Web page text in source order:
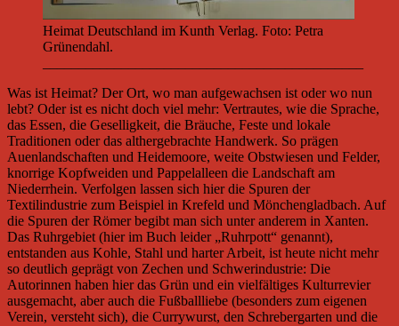
Heimat Deutschland im Kunth Verlag. Foto: Petra
Grünendahl.
Was ist Heimat? Der Ort, wo man aufgewachsen ist oder wo nun
lebt? Oder ist es nicht doch viel mehr: Vertrautes, wie die Sprache,
das Essen, die Geselligkeit, die Bräuche, Feste und lokale
Traditionen oder das althergebrachte Handwerk. So prägen
Auenlandschaften und Heidemoore, weite Obstwiesen und Felder,
knorrige Kopfweiden und Pappelalleen die Landschaft am
Niederrhein. Verfolgen lassen sich hier die Spuren der
Textilindustrie zum Beispiel in Krefeld und Mönchengladbach. Auf
die Spuren der Römer begibt man sich unter anderem in Xanten.
Das Ruhrgebiet (hier im Buch leider „Ruhrpott“ genannt),
entstanden aus Kohle, Stahl und harter Arbeit, ist heute nicht mehr
so deutlich geprägt von Zechen und Schwerindustrie: Die
Autorinnen haben hier das Grün und ein vielfältiges Kulturrevier
ausgemacht, aber auch die Fußballliebe (besonders zum eigenen
Verein, versteht sich), die Currywurst, den Schrebergarten und die